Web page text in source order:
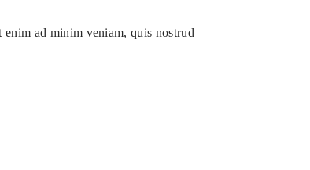
ad minim veniam, quis nostrud